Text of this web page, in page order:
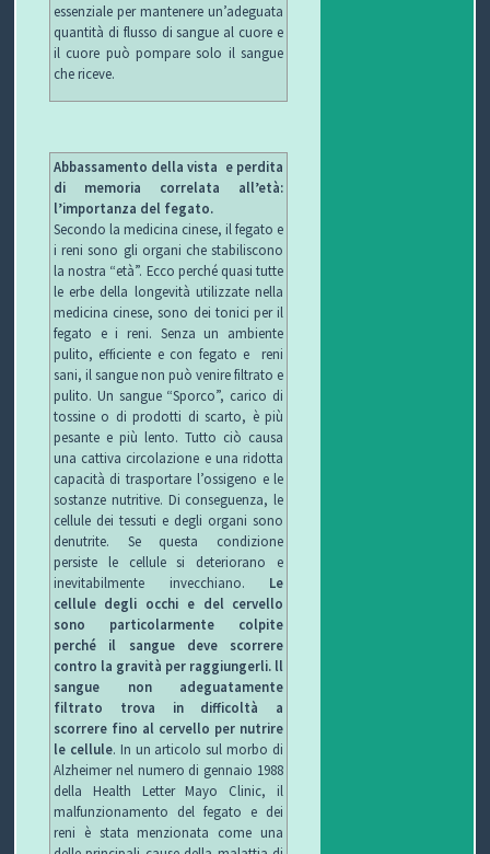
essenziale per mantenere un’adeguata
quantità di flusso di sangue al cuore e
il cuore può pompare solo il sangue
che riceve.
Abbassamento della vista e perdita
di memoria correlata all’età:
l’importanza del fegato.
Secondo la medicina cinese, il fegato e
i reni sono gli organi che stabiliscono
la nostra “età”. Ecco perché quasi tutte
le erbe della longevità utilizzate nella
medicina cinese, sono dei tonici per il
fegato e i reni. Senza un ambiente
pulito, efficiente e con fegato e reni
sani, il sangue non può venire filtrato e
pulito. Un sangue “Sporco”, carico di
tossine o di prodotti di scarto, è più
pesante e più lento. Tutto ciò causa
una cattiva circolazione e una ridotta
capacità di trasportare l’ossigeno e le
sostanze nutritive. Di conseguenza, le
cellule dei tessuti e degli organi sono
denutrite. Se questa condizione
persiste le cellule si deteriorano e
inevitabilmente invecchiano. Le
cellule degli occhi e del cervello
sono particolarmente colpite
perché il sangue deve scorrere
contro la gravità per raggiungerli. ll
sangue non adeguatamente
filtrato trova in difficoltà a
scorrere fino al cervello per nutrire
le cellule. In un articolo sul morbo di
Alzheimer nel numero di gennaio 1988
della Health Letter Mayo Clinic, il
malfunzionamento del fegato e dei
reni è stata menzionata come una